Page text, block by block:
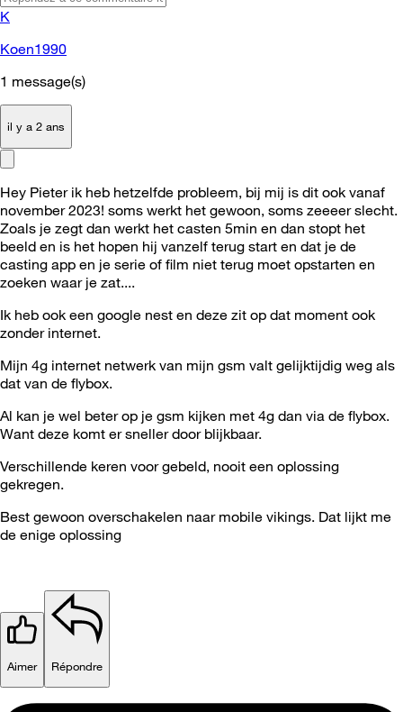
K
Koen1990
1 message(s)
il y a 2 ans
Hey Pieter ik heb hetzelfde probleem, bij mij is dit ook vanaf
november 2023! soms werkt het gewoon, soms zeeeer slecht.
Zoals je zegt dan werkt het casten 5min en dan stopt het
beeld en is het hopen hij vanzelf terug start en dat je de
casting app en je serie of film niet terug moet opstarten en
zoeken waar je zat....
Ik heb ook een google nest en deze zit op dat moment ook
zonder internet.
Mijn 4g internet netwerk van mijn gsm valt gelijktijdig weg als
dat van de flybox.
Al kan je wel beter op je gsm kijken met 4g dan via de flybox.
Want deze komt er sneller door blijkbaar.
Verschillende keren voor gebeld, nooit een oplossing
gekregen.
Best gewoon overschakelen naar mobile vikings. Dat lijkt me
de enige oplossing
Aimer Répondre